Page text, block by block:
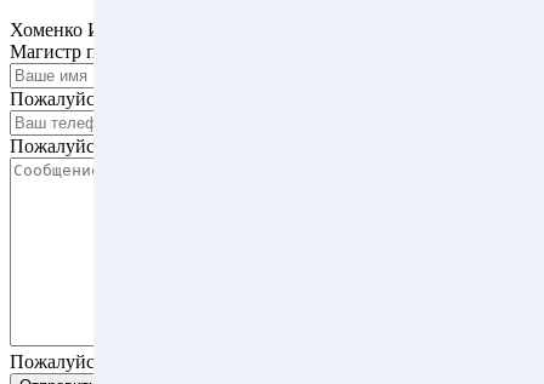
Хоменко Иван Васильевич
Магистр права, адвокат
Пожалуйста, введите имя.
Пожалуйста, введите телефон.
Пожалуйста, введите сообщение.